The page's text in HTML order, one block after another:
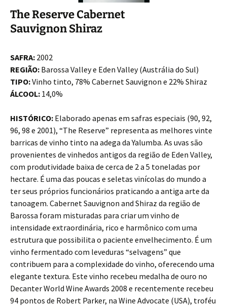
The Reserve Cabernet
Sauvignon Shiraz
SAFRA: 2002
REGIÃO: Barossa Valley e Eden Valley (Austrália do Sul)
TIPO:Vinho tinto, 78% Cabernet Sauvignon e 22% Shiraz
ÁLCOOL: 14,0%
HISTÓRICO: Elaborado apenas em safras especiais (90, 92,
96, 98 e 2001), “The Reserve” representa as melhores vinte
barricas de vinho tinto na adega da Yalumba. As uvas são
provenientes de vinhedos antigos da região de Eden Valley,
com produtividade baixa de cerca de 2 a 5 toneladas por
hectare. É uma das poucas e seletas vinícolas do mundo a
ter seus próprios funcionários praticando a antiga arte da
tanoagem. Cabernet Sauvignon and Shiraz da região de
Barossa foram misturadas para criar um vinho de
intensidade extraordinária, rico e harmônico com uma
estrutura que possibilita o paciente envelhecimento. É um
vinho fermentado com leveduras “selvagens” que
contribuem para a complexidade do vinho, oferecendo uma
elegante textura. Este vinho recebeu medalha de ouro no
Decanter World Wine Awards 2008 e recentemente recebeu
94 pontos de Robert Parker, na Wine Advocate (USA), troféu